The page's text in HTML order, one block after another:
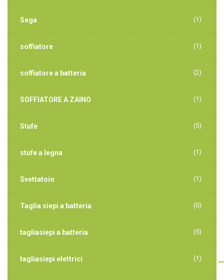
Sega (1)
soffiatore (1)
soffiatore a batteria (2)
SOFFIATORE A ZAINO (1)
Stufe (5)
stufe a legna (1)
Svettatoio (1)
Taglia siepi a batteria (0)
tagliasiepi a batteria (5)
tagliasiepi elettrici (1)